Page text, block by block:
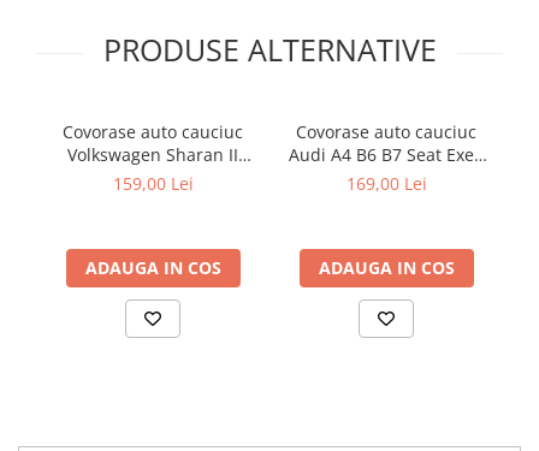
Huse Volan Silicon
Oglinda Retrovizoare
Ornamente Auto
Ornamente Protectie Portiera
Ornamente Schimbator Viteza
Ornamente Toba Auto
Prelate Auto
PRODUSE ALTERNATIVE
Covorase auto cauciuc
Volkswagen Sharan II
2010-prezent Seat
159,00 Lei
ADAUGA IN COS
Covorase auto cauciuc
Audi A4 B6 B7 Seat Exeo
Frogum
169,00 Lei
ADAUGA IN COS